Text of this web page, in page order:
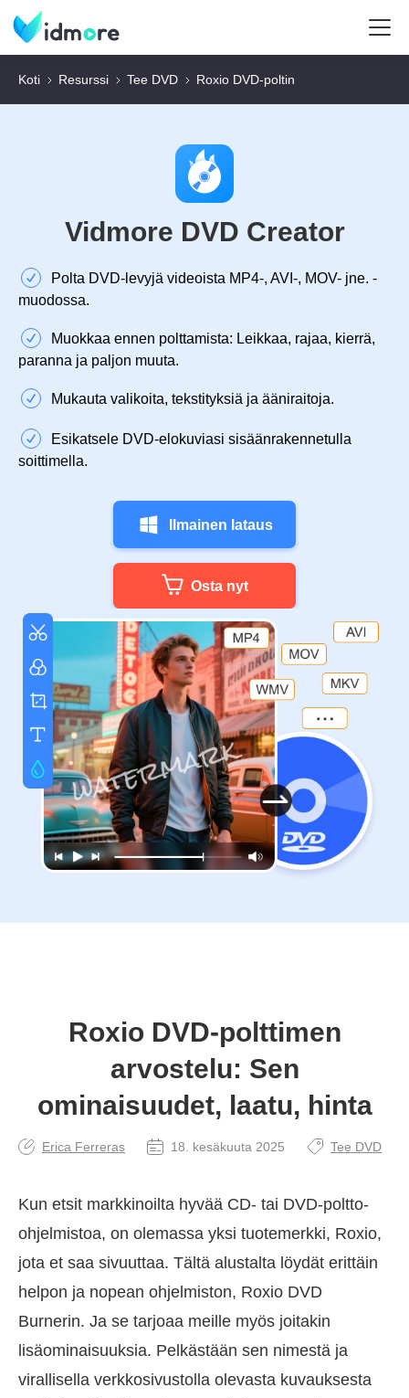
Koti Resurssi Tee DVD Roxio DVD-poltin
Vidmore DVD Creator
Polta DVD-levyjä videoista MP4-, AVI-, MOV- jne. -
muodossa.
Muokkaa ennen polttamista: Leikkaa, rajaa, kierrä,
paranna ja paljon muuta.
Mukauta valikoita, tekstityksiä ja ääniraitoja.
Esikatsele DVD-elokuviasi sisäänrakennetulla
soittimella.
Ilmainen lataus
Osta nyt
Roxio DVD-polttimen
arvostelu: Sen
ominaisuudet, laatu, hinta
Erica Ferreras 18. kesäkuuta 2025 Tee DVD
Kun etsit markkinoilta hyvää CD- tai DVD-poltto-
ohjelmistoa, on olemassa yksi tuotemerkki, Roxio,
jota et saa sivuuttaa. Tältä alustalta löydät erittäin
helpon ja nopean ohjelmiston, Roxio DVD
Burnerin. Ja se tarjoaa meille myös joitakin
lisäominaisuuksia. Pelkästään sen nimestä ja
virallisella verkkosivustolla olevasta kuvauksesta